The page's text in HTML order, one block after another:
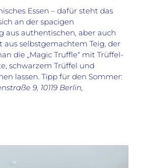
Essen – dafür steht das
an der spacigen
aus authentischen, aber auch
selbstgemachtem Teig, der
die „Magic Truffle“ mit Trüffel-
schwarzem Trüffel und
lassen. Tipp für den Sommer:
9, 10119 Berlin,